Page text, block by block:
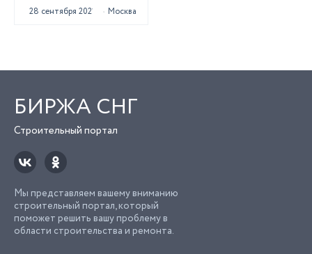
28 сентября 2021 Москва
БИРЖА СНГ
Строительный портал
Мы представляем вашему вниманию
строительный портал, который
поможет решить вашу проблему в
области строительства и ремонта.